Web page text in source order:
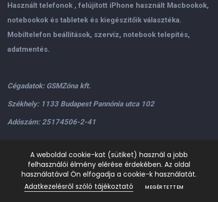
Használt telefonok , felújitott iPhone használt Macbookok,
notebookok és tabletek és kiegészitőik választéka.
Mobiltelefon beállitások, szervíz, notebook telepités,
adatmentés.
Cégadatok: GSMZóna kft.
Székhely: 1133 Budapest Pannónia utca 102
Adószám: 25174506-2-41
Személyes átvétel: GSMZóna kft. 1134.Bp. Váci út 9-15
H-P: 9.00-17.00,Szo: 9.00-13.00+36205534995+36209906363
gsmzonakft@gmail.com
A weboldal cookie-kat (sütiket) használ a jobb
felhasználói élmény elérése érdekében. Az oldal
használatával Ön elfogadja a cookie-k használatát.
Adatkezelésről szóló tájékoztató
MEGÉRTETTEM